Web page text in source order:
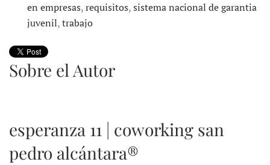
en empresas,requisitos,sistema nacional de garantia
juvenil,trabajo
Sobre el Autor
esperanza 11 | coworking san
pedro alcántara®